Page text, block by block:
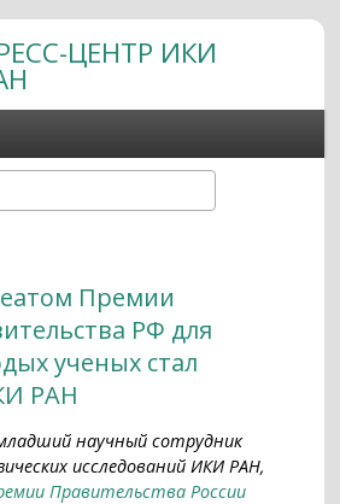
содержанию
ЦЕНТР ИКИ
Премии
РФ для
ученых стал
РАН
научный сотрудник
исследований ИКИ РАН,
Правительства России